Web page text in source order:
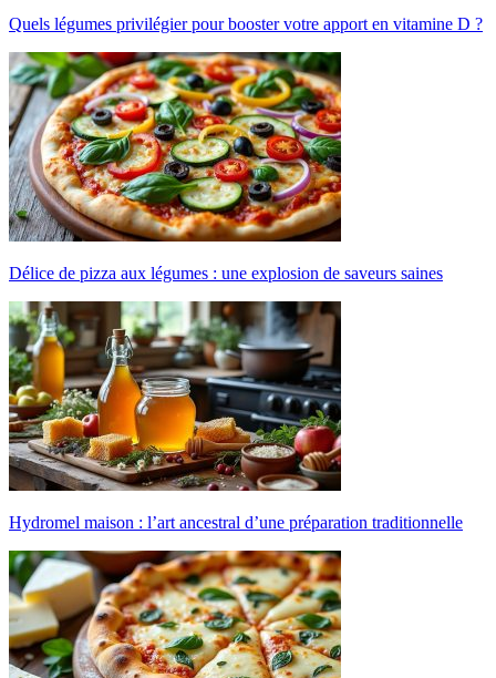
Quels légumes privilégier pour booster votre apport en vitamine D ?
Délice de pizza aux légumes : une explosion de saveurs saines
Hydromel maison : l’art ancestral d’une préparation traditionnelle